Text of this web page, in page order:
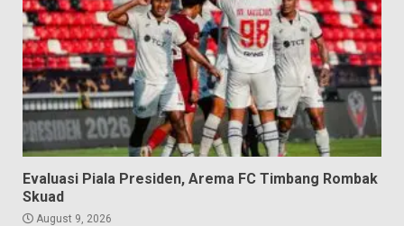
Evaluasi Piala Presiden, Arema FC Timbang Rombak
Skuad
August 9, 2026